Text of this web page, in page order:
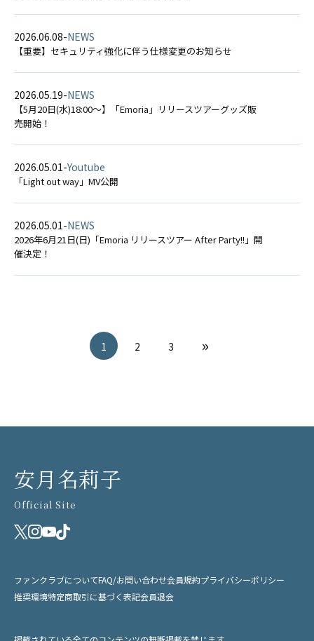
2026.06.08-NEWS
【重要】セキュリティ強化に伴う仕様変更のお知らせ
2026.05.19-NEWS
【5月20日(水)18:00〜】「Emoria」リリースツアーグッズ販
売開始！
2026.05.01-Youtube
「Light out way」MV公開
2026.05.01-NEWS
2026年6月21日(日)「Emoria リリースツアー After Party!!」開
催決定！
1 2 3
安月名莉子
Official Site
ファンクラブについてFAQ/お問い合わせ会員規約プライバシーポリシー
推奨環境特定商取引に基づく表記会員退会